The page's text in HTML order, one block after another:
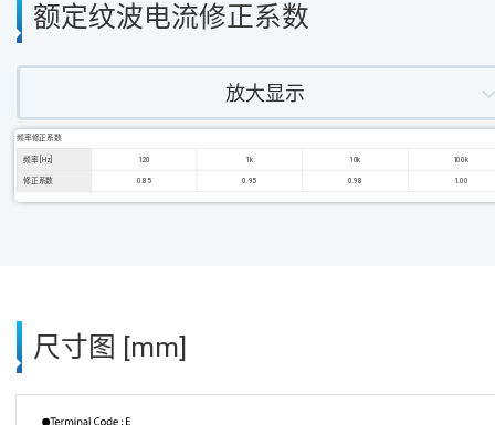
额定纹波电流修正系数
放大显示
频率修正系数
频率 [Hz] 120 1k 10k 100k
修正系数 0.85 0.95 0.98 1.00
尺寸图 [mm]